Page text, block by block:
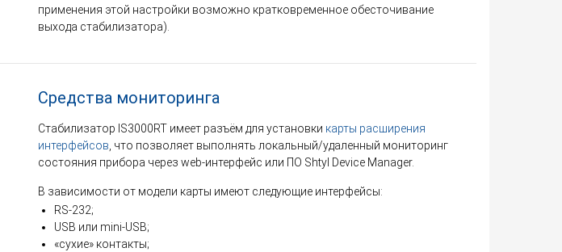
применения этой настройки возможно кратковременное обесточивание
выхода стабилизатора).
Средства мониторинга
Стабилизатор IS3000RT имеет разъём для установки карты расширения
интерфейсов , что позволяет выполнять локальный/удаленный мониторинг
состояния прибора через web-интерфейс или ПО Shtyl Device Manager.
В зависимости от модели карты имеют следующие интерфейсы:
RS-232;
USB или mini-USB;
«сухие» контакты;